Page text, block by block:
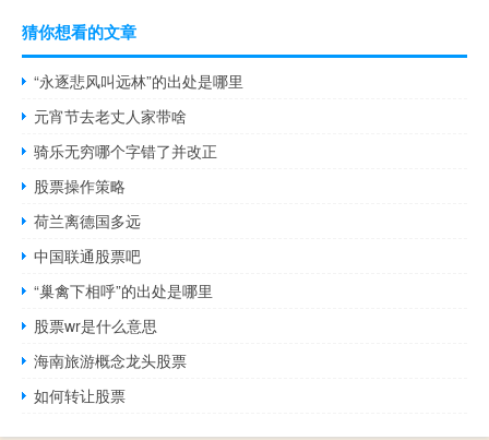
猜你想看的文章
“永逐悲风叫远林”的出处是哪里
元宵节去老丈人家带啥
骑乐无穷哪个字错了并改正
股票操作策略
荷兰离德国多远
中国联通股票吧
“巢禽下相呼”的出处是哪里
股票wr是什么意思
海南旅游概念龙头股票
如何转让股票